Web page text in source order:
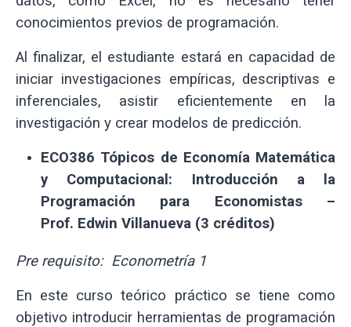
conocimientos previos de programación.
Al finalizar, el estudiante estará en capacidad de
iniciar investigaciones empíricas, descriptivas e
inferenciales, asistir eficientemente en la
investigación y crear modelos de predicción.
ECO386 Tópicos de Economía Matemática
y Computacional: Introducción a la
Programación para Economistas –
Prof. Edwin Villanueva (3 créditos)
Pre requisito: Econometría 1
En este curso teórico práctico se tiene como
objetivo introducir herramientas de programación